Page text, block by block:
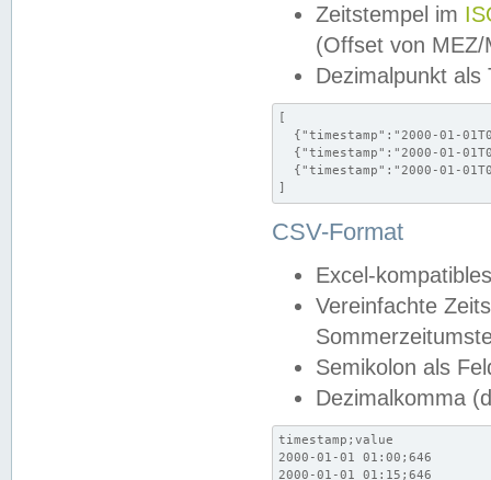
Zeitstempel im
(Offset von MEZ/
Dezimalpunkt als
[
{"timestamp":"2000-01-
{"timestamp":"2000-01-
{"timestamp":"2000-01-
]
CSV-Format
Excel-
Vereinfachte
Semikolon als
Dezimalkomma
timestamp;value
2000-01-01 01:00;646
2000-01-01 01:15;646